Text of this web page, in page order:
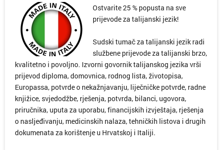
Ostvarite 25 % popusta na sve
prijevode za talijanski jezik!
Sudski tumač za talijanski jezik radi
službene prijevode za talijanski brzo,
kvalitetno i povoljno. Izvorni govornik talijanskog jezika vrši
prijevod diploma, domovnica, rodnog lista, životopisa,
Europassa, potvrde o nekažnjavanju, liječničke potvrde, radne
knjižice, svjedodžbe, rješenja, potvrda, bilanci, ugovora,
priručnika, uputa za uporabu, financijskih izvještaja, rješenja
o nasljeđivanju, medicinskih nalaza, tehničkih listova i drugih
dokumenata za korištenje u Hrvatskoj i Italiji.